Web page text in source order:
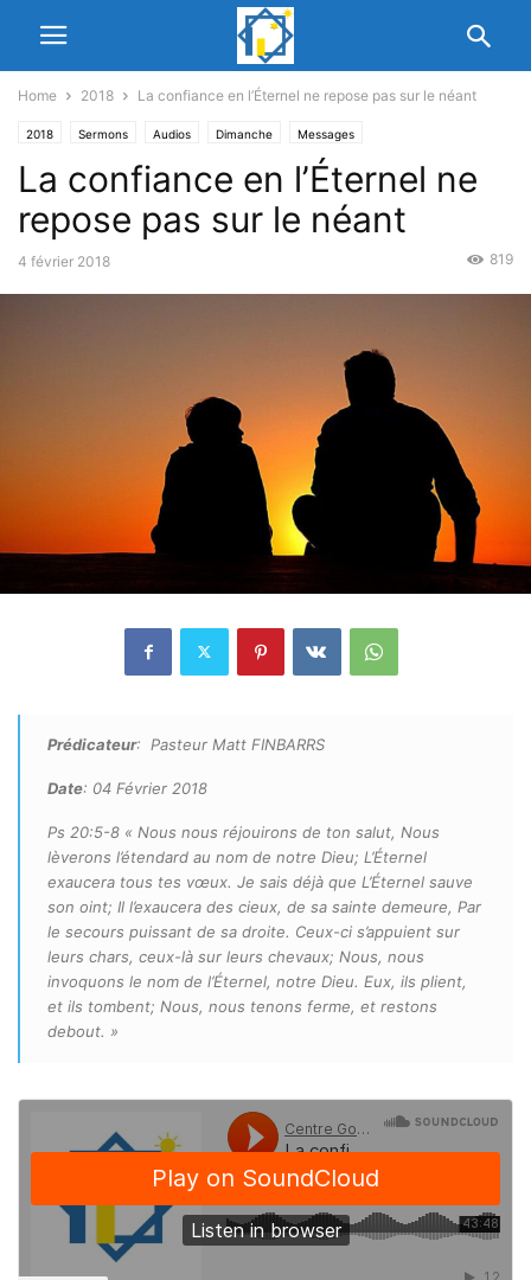
Home 2018 La confiance en l’Éternel ne repose pas sur le néant
2018 Sermons Audios Dimanche Messages
La confiance en l’Éternel ne
repose pas sur le néant
4 février 2018 819
Prédicateur: Pasteur Matt FINBARRS
Date: 04 Février 2018
Ps 20:5-8 « Nous nous réjouirons de ton salut, Nous
lèverons l’étendard au nom de notre Dieu; L’Éternel
exaucera tous tes vœux. Je sais déjà que L’Éternel sauve
son oint; Il l’exaucera des cieux, de sa sainte demeure, Par
le secours puissant de sa droite. Ceux-ci s’appuient sur
leurs chars, ceux-là sur leurs chevaux; Nous, nous
invoquons le nom de l’Éternel, notre Dieu. Eux, ils plient,
et ils tombent; Nous, nous tenons ferme, et restons
debout. »